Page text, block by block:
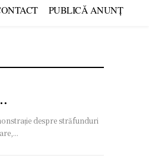
PUBLICĂ ANUNȚ
despre străfunduri